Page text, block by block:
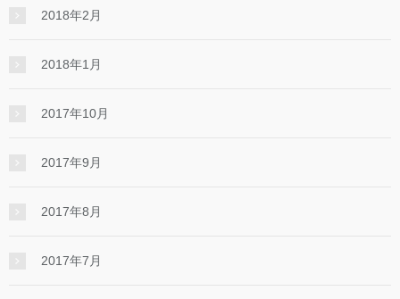
2018年2月
2018年1月
2017年10月
2017年9月
2017年8月
2017年7月